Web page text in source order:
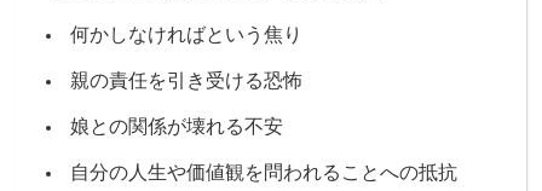
何かしなければという焦り
親の責任を引き受ける恐怖
娘との関係が壊れる不安
自分の人生や価値観を問われることへの抵抗